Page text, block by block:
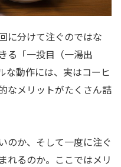
に分けて注ぐのではな
る「一投目（一湯出
な動作には、実はコーヒ
なメリットがたくさん詰
のか、そして一度に注ぐ
れるのか。ここではメリ